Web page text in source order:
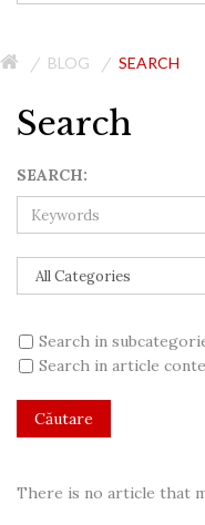
BLOG SEARCH
Search
SEARCH:
Search in
Search in article
There is no article that